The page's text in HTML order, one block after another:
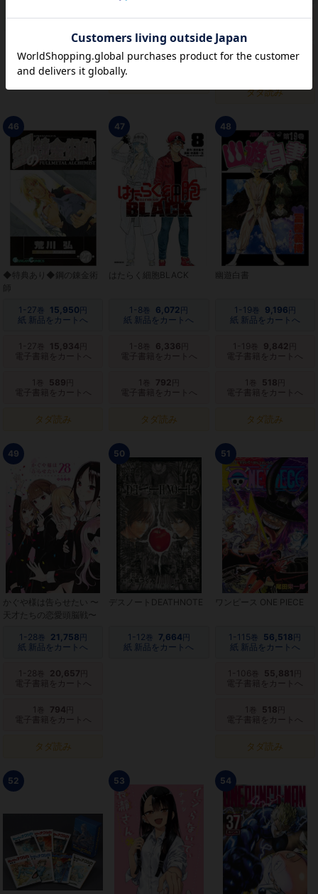
紙 中古をカートへ 紙 中古をカートへ
1 594
電子書籍をカートへ
1-31巻 14,943円
1巻 459円
タダ読み
46
◆特典あり◆鋼の錬金術
1-27巻 15,950 円
紙 新品をカートへ
1-27 巻 15,934
電子書籍をカートへ
1 巻 589
電子書籍をカートへ
タダ読み
47
はたらく細胞BLACK
1-8巻 6,072 円
紙 新品をカートへ
1-8 巻 6,336
電子書籍をカートへ
1 巻 792
電子書籍をカートへ
タダ読み
48
幽遊白書
1-19巻 9,196 円
紙 新品をカートへ
1-19 巻 9,842
電子書籍をカートへ
1 巻 518
電子書籍をカートへ
タダ読み
49
かぐや様は告らせたい 〜
天才たちの恋愛頭脳戦〜
1-28巻 21,758 円
紙 新品をカートへ
1-28 巻 20,657
電子書籍をカートへ
1 巻 794
電子書籍をカートへ
タダ読み
50
デスノートDEATHNOTE
1-12巻 7,664 円
紙 新品をカートへ
51
ワンピース ONE PIECE
1-115巻 56,518 円
紙 新品をカートへ
1-106 巻 55,881
電子書籍をカートへ
1 巻 518
電子書籍をカートへ
タダ読み
52 53 54